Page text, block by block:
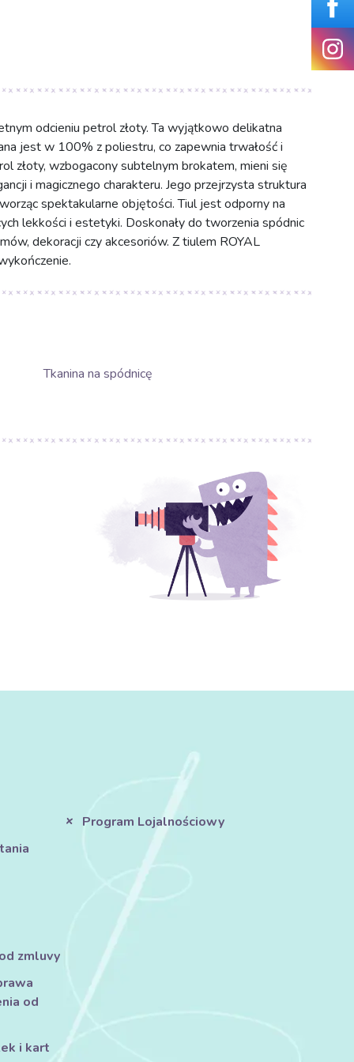
odcieniu petrol złoty. Ta wyjątkowo delikatna
jest w 100% z poliestru, co zapewnia trwałość i
złoty, wzbogacony subtelnym brokatem, mieni się
i magicznego charakteru. Jego przejrzysta struktura
spektakularne objętości. Tiul jest odporny na
lekkości i estetyki. Doskonały do tworzenia spódnic
dekoracji czy akcesoriów. Z tiulem ROYAL
Tkanina na spódnicę
zmluvy
od
i kart
Program Lojalnościowy